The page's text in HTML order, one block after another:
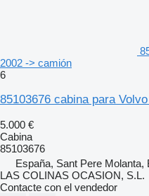
2002 -> camión
6
85103676 cabina para
5.000 €
Cabina
85103676
España, Sant Pere Molanta,
LAS COLINAS OCASION, S.L.
Contacte con el vendedor